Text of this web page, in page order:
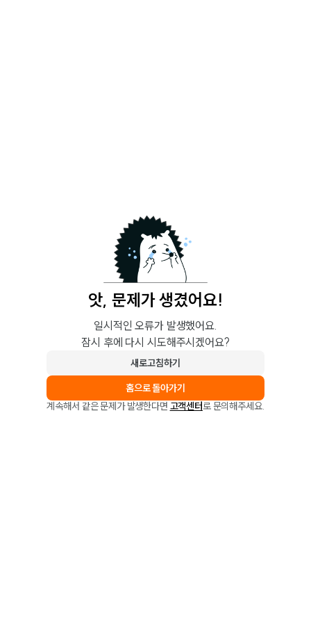
앗, 문제가 생겼어요!
일시적인 오류가 발생했어요.
잠시 후에 다시 시도해주시겠어요?
새로고침하기
홈으로 돌아가기
계속해서 같은 문제가 발생한다면 고객센터로 문의해주세요.